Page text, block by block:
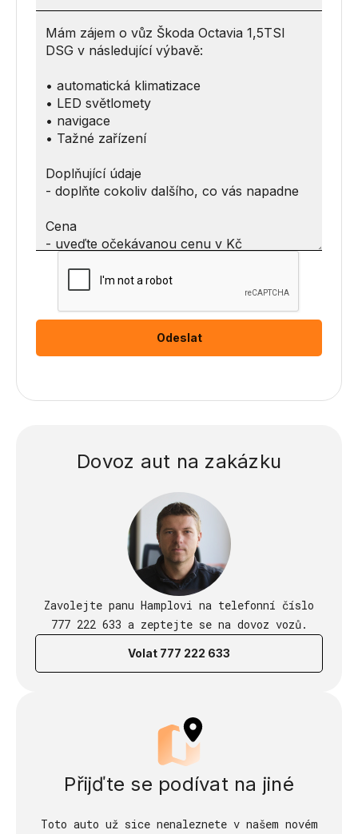
Dovoz aut na zakázku
Zavolejte panu Hamplovi na telefonní číslo
777 222 633 a zeptejte se na dovoz vozů.
Volat 777 222 633
Přijďte se podívat na jiné
Toto auto už sice nenaleznete v našem novém